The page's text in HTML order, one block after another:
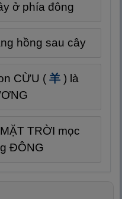
ở phía đông
hồng sau cây
CỪU ( 羊) là
TRỜI mọc
ĐÔNG